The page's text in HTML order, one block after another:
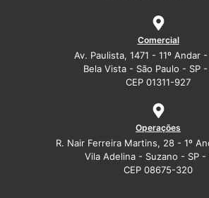
Comercial
Av. Paulista, 1471 - 11º Andar -
Bela Vista - São Paulo - SP -
CEP 01311-927
Operações
R. Nair Ferreira Martins, 28 - 1º
Vila Adelina - Suzano - SP -
CEP 08675-320